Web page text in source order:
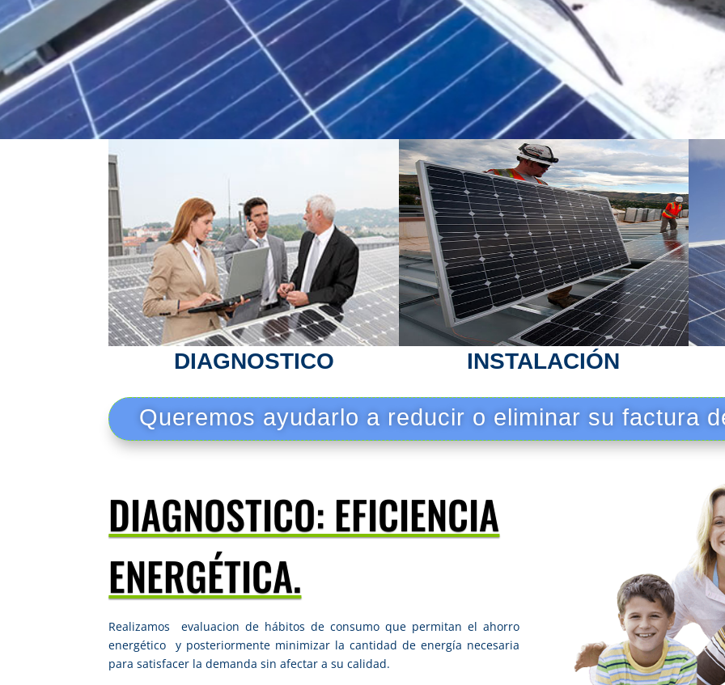
DIAGNOSTICO INSTALACIÓN
Queremos ayudarlo a reducir o eliminar su factura
DIAGNOSTICO: EFICIENCIA
ENERGÉTICA.
Realizamos evaluacion de hábitos de consumo que permitan el ahorro
energético y posteriormente minimizar la cantidad de energía necesaria
para satisfacer la demanda sin afectar a su calidad.